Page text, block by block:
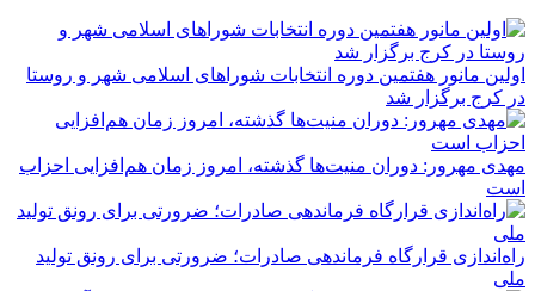
اولین مانور هفتمین دوره انتخابات شوراهای اسلامی شهر و روستا
در کرج برگزار شد
مهدی مهرور: دوران منیت‌ها گذشته، امروز زمان هم‌افزایی احزاب
است
راه‌اندازی قرارگاه فرماندهی صادرات؛ ضرورتی برای رونق تولید
ملی